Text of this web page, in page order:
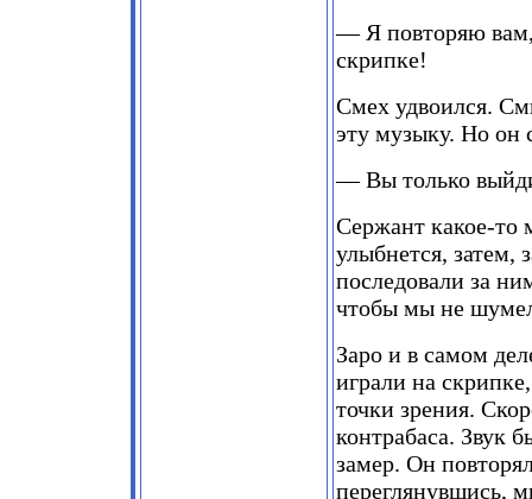
— Я повторяю вам,
скрипке!
Смех удвоился.
эту музыку. Но он
— Вы только
Сержант какое-то
улыбнется,
последовали за
чтобы мы не
Заро и в самом
играли на
точки зрения.
контрабаса. Звук
замер. Он
переглянувшись,